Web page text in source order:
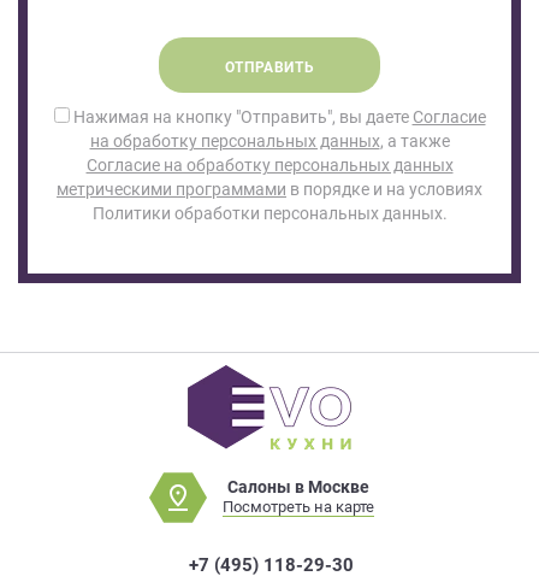
ОТПРАВИТЬ
Нажимая на кнопку "Отправить", вы даете Согласие
на обработку персональных данных, а также
Согласие на обработку персональных данных
метрическими программами в порядке и на условиях
Политики обработки персональных данных.
Салоны в Москве
Посмотреть на карте
+7 (495) 118-29-30